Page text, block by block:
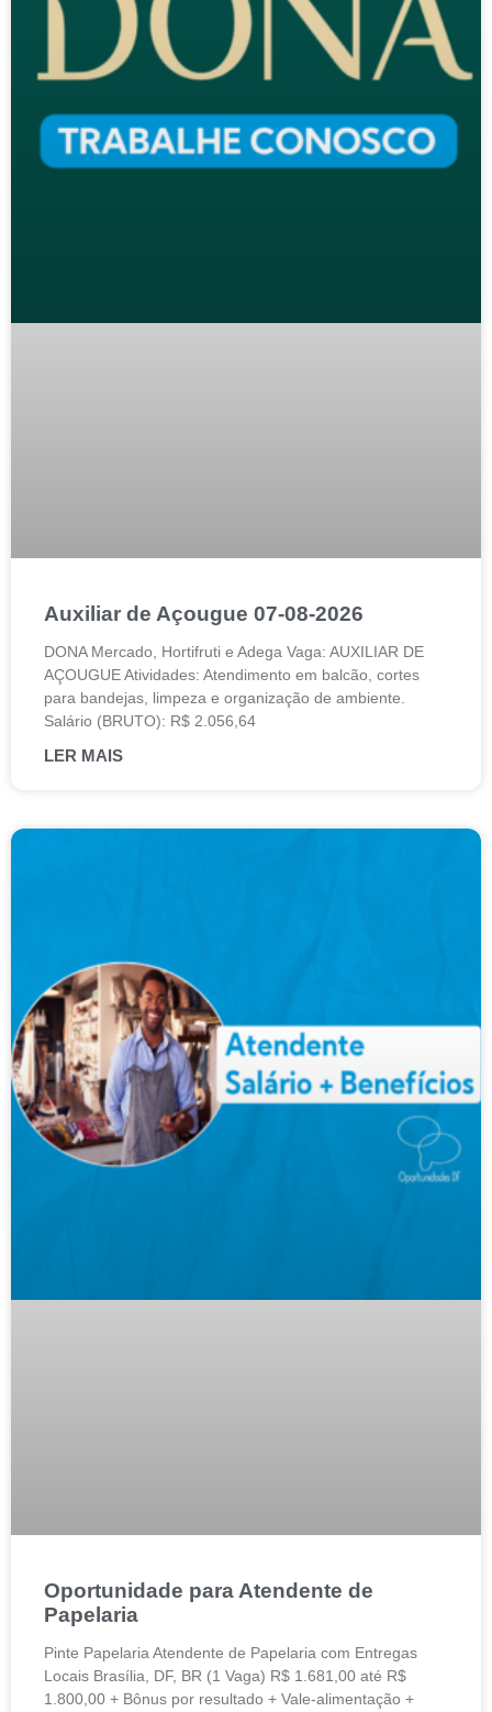
Auxiliar de Açougue 07-08-2026
DONA Mercado, Hortifruti e Adega Vaga: AUXILIAR DE
AÇOUGUE Atividades: Atendimento em balcão, cortes
para bandejas, limpeza e organização de ambiente.
Salário (BRUTO): R$ 2.056,64
LER MAIS
Oportunidade para Atendente de
Papelaria
Pinte Papelaria Atendente de Papelaria com Entregas
Locais Brasília, DF, BR (1 Vaga) R$ 1.681,00 até R$
1.800,00 + Bônus por resultado + Vale-alimentação +